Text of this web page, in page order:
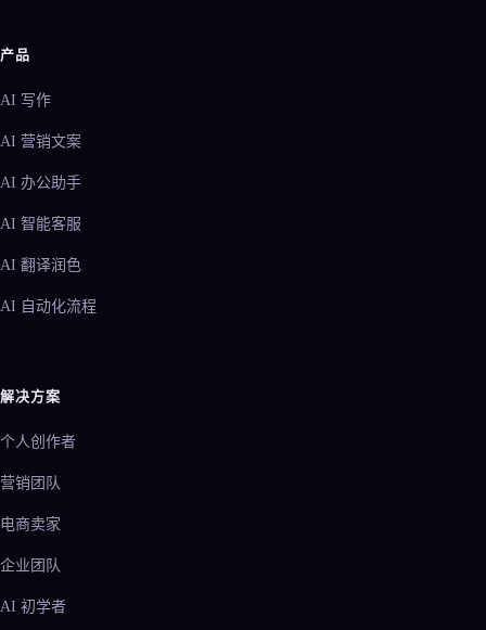
产品
AI 写作
AI 营销文案
AI 办公助手
AI 智能客服
AI 翻译润色
AI 自动化流程
解决方案
个人创作者
营销团队
电商卖家
企业团队
AI 初学者